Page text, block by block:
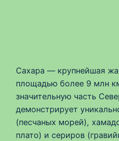
Сахара — крупнейшая
площадью более 9 млн
значительную часть
демонстрирует
(песчаных морей),
плато) и сериров